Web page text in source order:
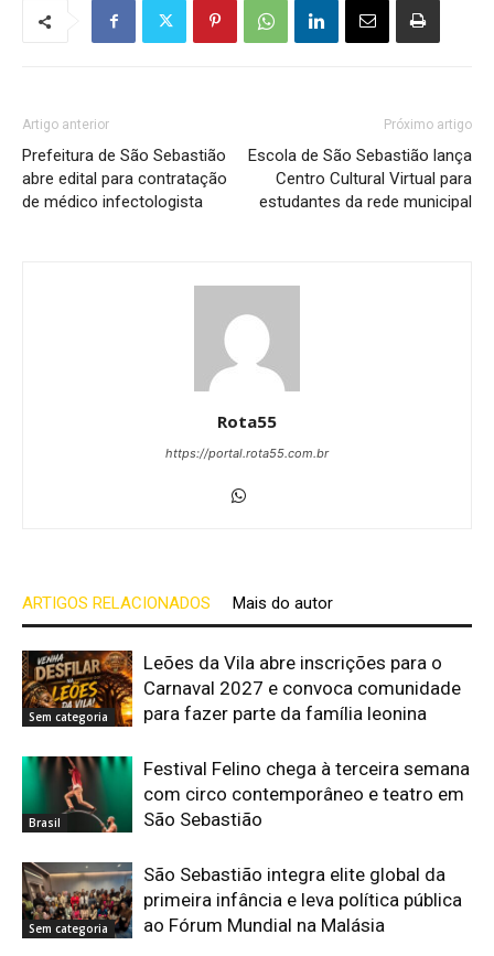
Artigo anterior
Prefeitura de São Sebastião
abre edital para contratação
de médico infectologista
Próximo artigo
Escola de São Sebastião lança
Centro Cultural Virtual para
estudantes da rede municipal
Rota55
https://portal.rota55.com.br
ARTIGOS RELACIONADOS Mais do autor
Sem categoria
Leões da Vila abre inscrições para o
Carnaval 2027 e convoca comunidade
para fazer parte da família leonina
Brasil
Festival Felino chega à terceira semana
com circo contemporâneo e teatro em
São Sebastião
Sem categoria
São Sebastião integra elite global da
primeira infância e leva política pública
ao Fórum Mundial na Malásia